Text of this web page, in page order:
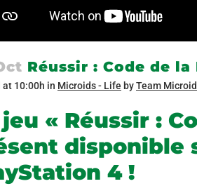
Réussir : Code de
at 10:00h in Microids - Life byTeam
« Réussir :
disponible
4 !